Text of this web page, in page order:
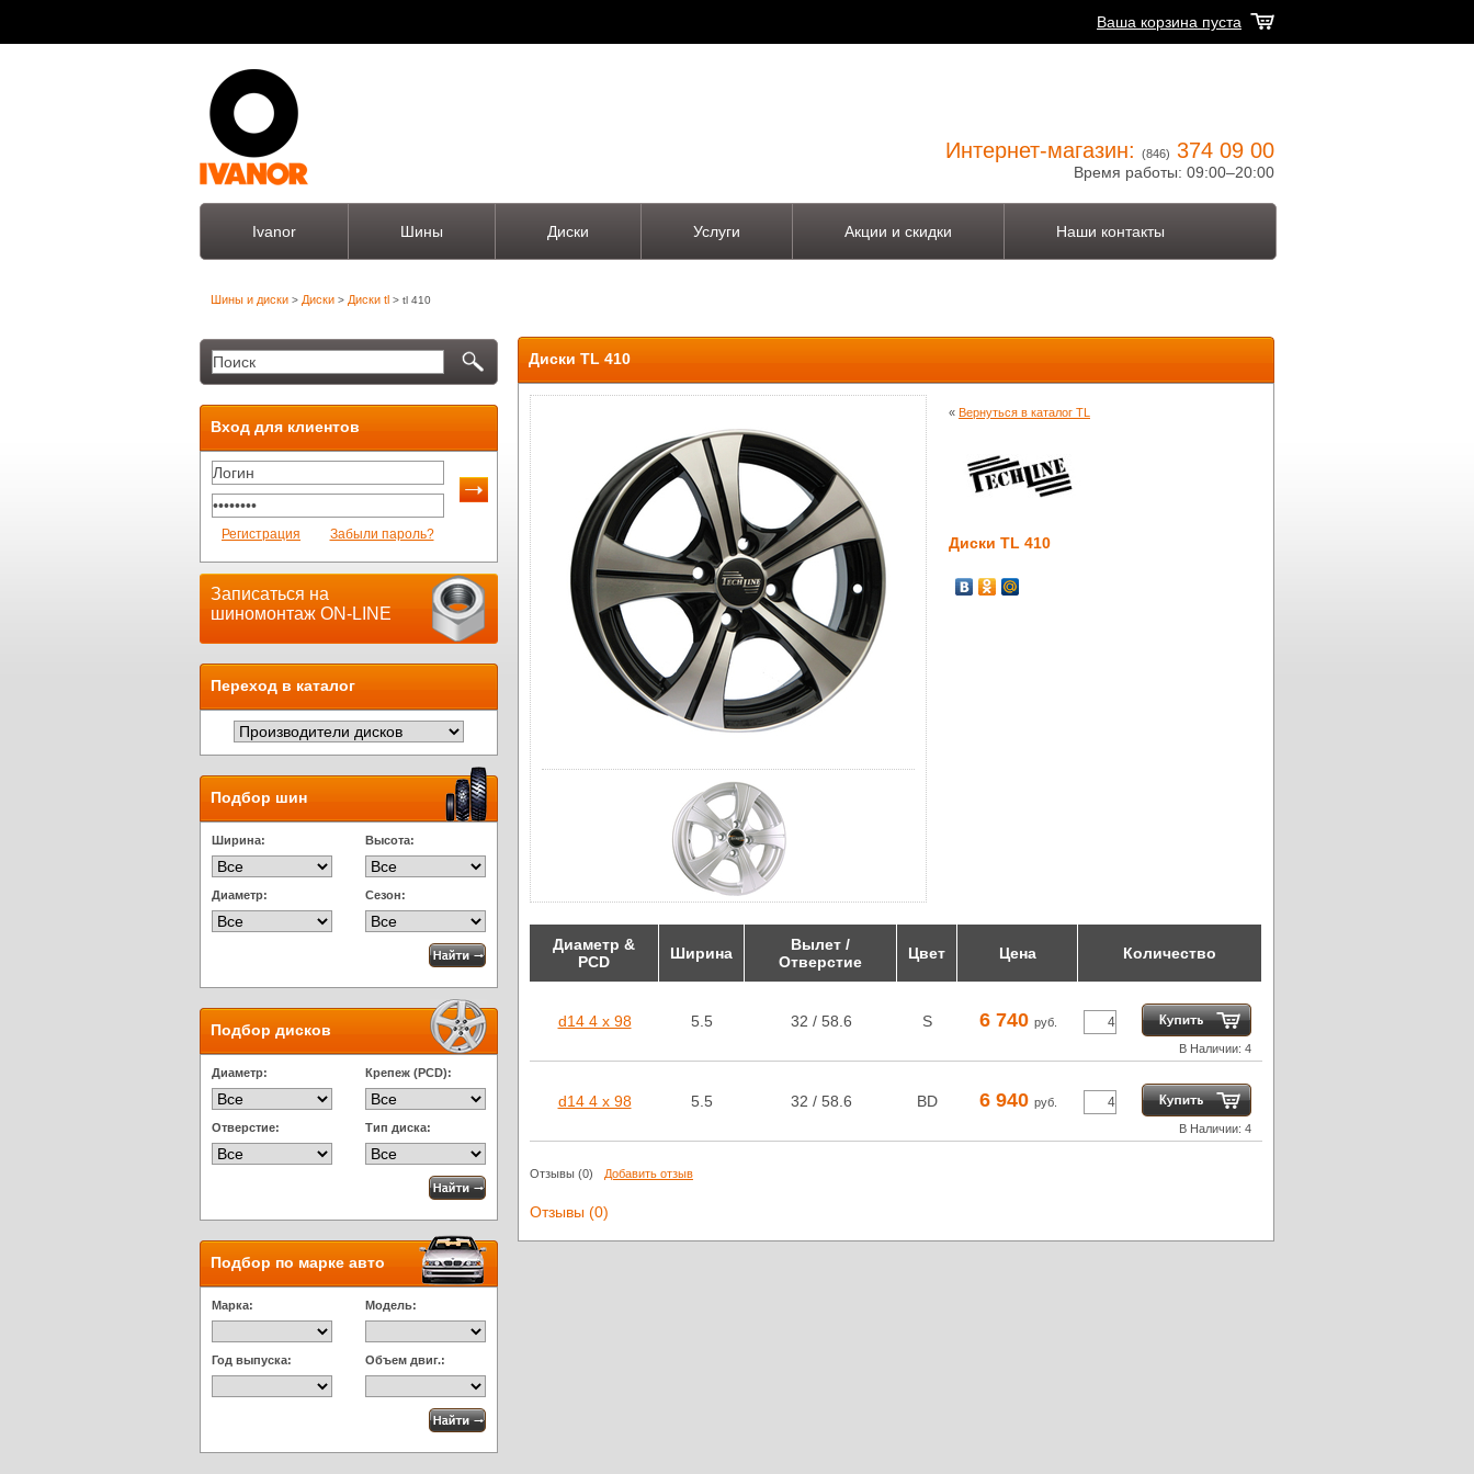
Ваша корзина пуста
Интернет-магазин: (846) 374 09 00
Время работы: 09:00–20:00
Ivanor Шины Диски Услуги Акции и скидки Наши контакты
Шины и диски > Диски > Диски tl > tl 410
Вход для клиентов
Регистрация Забыли пароль?
Записаться на
шиномонтаж ON-LINE
Переход в каталог
Подбор шин
Ширина: Высота:
Диаметр: Сезон:
Подбор дисков
Диаметр: Крепеж (PCD):
Отверстие: Тип диска:
Подбор по марке авто
Марка: Модель:
Год выпуска: Объем двиг.:
Диски TL 410
« Вернуться в каталог TL
Диски TL 410
Диаметр &
PCD
Ширина
Вылет /
Отверстие
Цвет Цена Количество
d14 4 x 98 5.5 32 / 58.6 S 6 740 руб.
В Наличии: 4
d14 4 x 98 5.5 32 / 58.6 BD 6 940 руб.
В Наличии: 4
Отзывы (0) Добавить отзыв
Отзывы (0)